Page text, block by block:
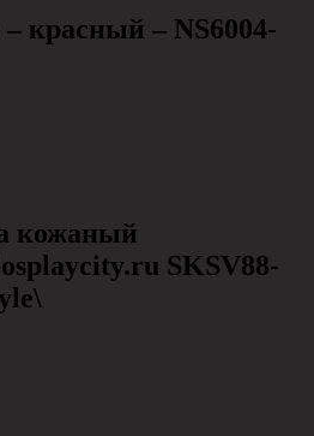
красный – NS6004-
кожаный
SKSV88-